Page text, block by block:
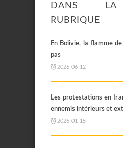
DANS LA
RUBRIQUE
En Bolivie, la flamme
pas
2026-06-12
Les protestations en
ennemis intérieurs et
2026-01-15